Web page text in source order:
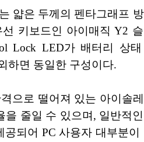
얇은 두께의 펜타그래프
키보드인 아이매직 Y2
Lock LED가 배터리 상
하면 동일한 구성이다.
으로 떨어져 있는 아이솔
을 줄일 수 있으며, 일반적
공되어 PC 사용자 대부분이